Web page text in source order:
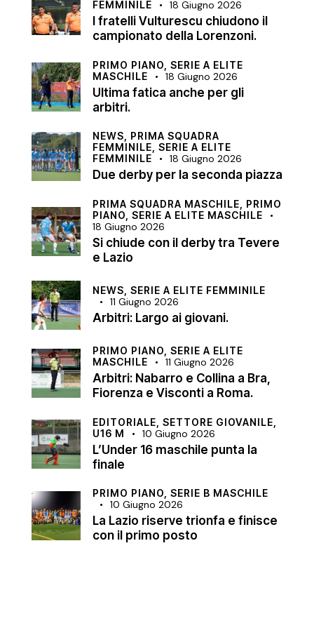
FEMMINILE 18 Giugno 2026
I fratelli Vulturescu chiudono il
campionato della Lorenzoni.
PRIMO PIANO, SERIE A ELITE
MASCHILE
18 Giugno 2026
Ultima fatica anche per gli
arbitri.
NEWS, PRIMA SQUADRA
FEMMINILE, SERIE A ELITE
FEMMINILE
18 Giugno 2026
Due derby per la seconda piazza
PRIMA SQUADRA MASCHILE, PRIMO
PIANO, SERIE A ELITE MASCHILE
18 Giugno 2026
Si chiude con il derby tra Tevere
e Lazio
NEWS, SERIE A ELITE FEMMINILE
11 Giugno 2026
Arbitri: Largo ai giovani.
PRIMO PIANO, SERIE A ELITE
MASCHILE
11 Giugno 2026
Arbitri: Nabarro e Collina a Bra,
Fiorenza e Visconti a Roma.
EDITORIALE, SETTORE GIOVANILE,
U16 M
10 Giugno 2026
L’Under 16 maschile punta la
finale
PRIMO PIANO, SERIE B MASCHILE
10 Giugno 2026
La Lazio riserve trionfa e finisce
con il primo posto